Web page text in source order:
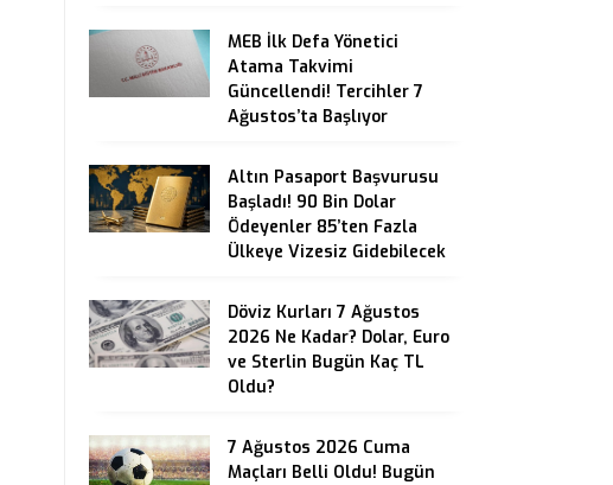
MEB İlk Defa Yönetici
Atama Takvimi
Güncellendi! Tercihler 7
Ağustos’ta Başlıyor
Altın Pasaport Başvurusu
Başladı! 90 Bin Dolar
Ödeyenler 85’ten Fazla
Ülkeye Vizesiz Gidebilecek
Döviz Kurları 7 Ağustos
2026 Ne Kadar? Dolar, Euro
ve Sterlin Bugün Kaç TL
Oldu?
7 Ağustos 2026 Cuma
Maçları Belli Oldu! Bugün